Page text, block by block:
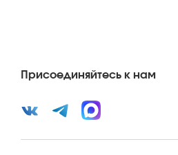
Присоединяйтесь к нам